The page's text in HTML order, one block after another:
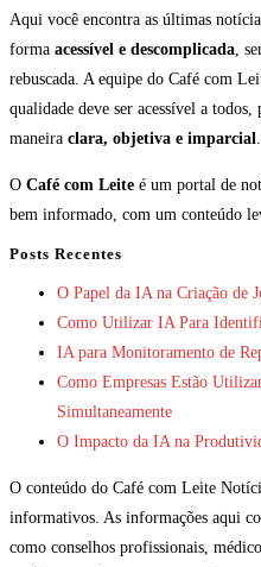
Aqui você encontra as últimas
forma acessível e descomplicada,
rebuscada. A equipe do Café com
qualidade deve ser acessível a
maneira clara, objetiva e imparcial.
O Café com Leite é um portal de
bem informado, com um conteúdo
Posts Recentes
O Papel da IA na Criação de
Como Utilizar IA Para
IA para Monitoramento de
Como Empresas Estão
Simultaneamente
O Impacto da IA na
O conteúdo do Café com Leite
informativos. As informações aqui
como conselhos profissionais,